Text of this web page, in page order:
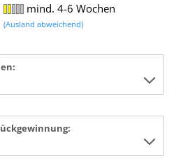
mind. 4-6 Wochen
(Ausland abweichend)